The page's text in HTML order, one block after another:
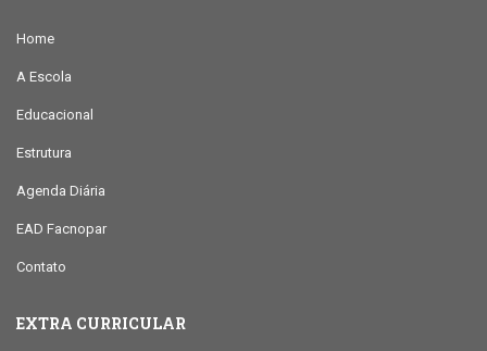
Home
A Escola
Educacional
Estrutura
Agenda Diária
EAD Facnopar
Contato
EXTRA CURRICULAR